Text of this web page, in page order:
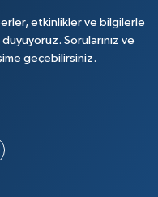
etkinlikler ve bilgilerle
Sorularınız ve
geçebilirsiniz.